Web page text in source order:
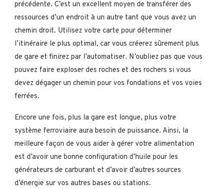
précédente. C’est un excellent moyen de transférer des
ressources d’un endroit à un autre tant que vous avez un
chemin droit. Utilisez votre carte pour déterminer
l’itinéraire le plus optimal, car vous créerez sûrement plus
de gare et finirez par l’automatiser. N’oubliez pas que vous
pouvez faire exploser des roches et des rochers si vous
devez dégager un chemin pour vos fondations et vos voies
ferrées.
Encore une fois, plus la gare est longue, plus votre
système ferroviaire aura besoin de puissance. Ainsi, la
meilleure façon de vous aider à gérer votre alimentation
est d’avoir une bonne configuration d’huile pour les
générateurs de carburant et d’avoir d’autres sources
d’énergie sur vos autres bases ou stations.